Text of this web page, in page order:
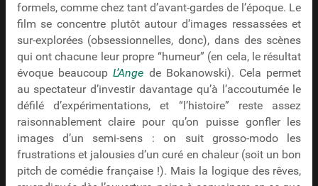
formels, comme chez tant d’avant-gardes de l’époque. Le
film se concentre plutôt autour d’images ressassées et
sur-explorées (obsessionnelles, donc), dans des scènes
qui ont chacune leur propre “humeur” (en cela, le résultat
évoque beaucoupL’Ange de Bokanowski). Cela permet
au spectateur d’investir davantage qu’à l’accoutumée le
défilé d’expérimentations, et “l’histoire” reste assez
raisonnablement claire pour qu’on puisse gonfler les
images d’un semi-sens : on suit grosso-modo les
frustrations et jalousies d’un curé en chaleur (soit un bon
pitch de comédie française !). Mais la logique des rêves,